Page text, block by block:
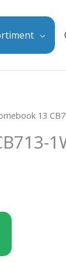
13